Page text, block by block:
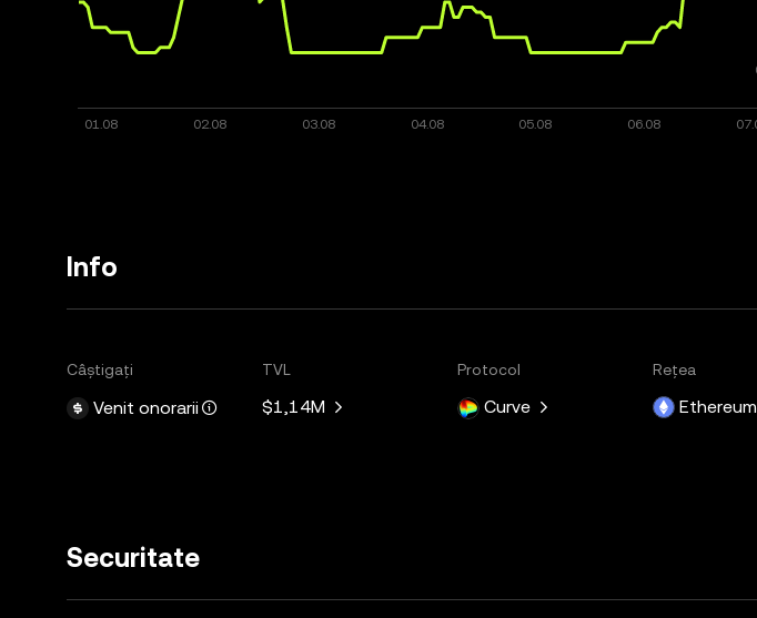
Info
Câștigați
Venit onorarii
TVL
$1,14M
Protocol
Curve
Rețea
Ethereum
Securitate